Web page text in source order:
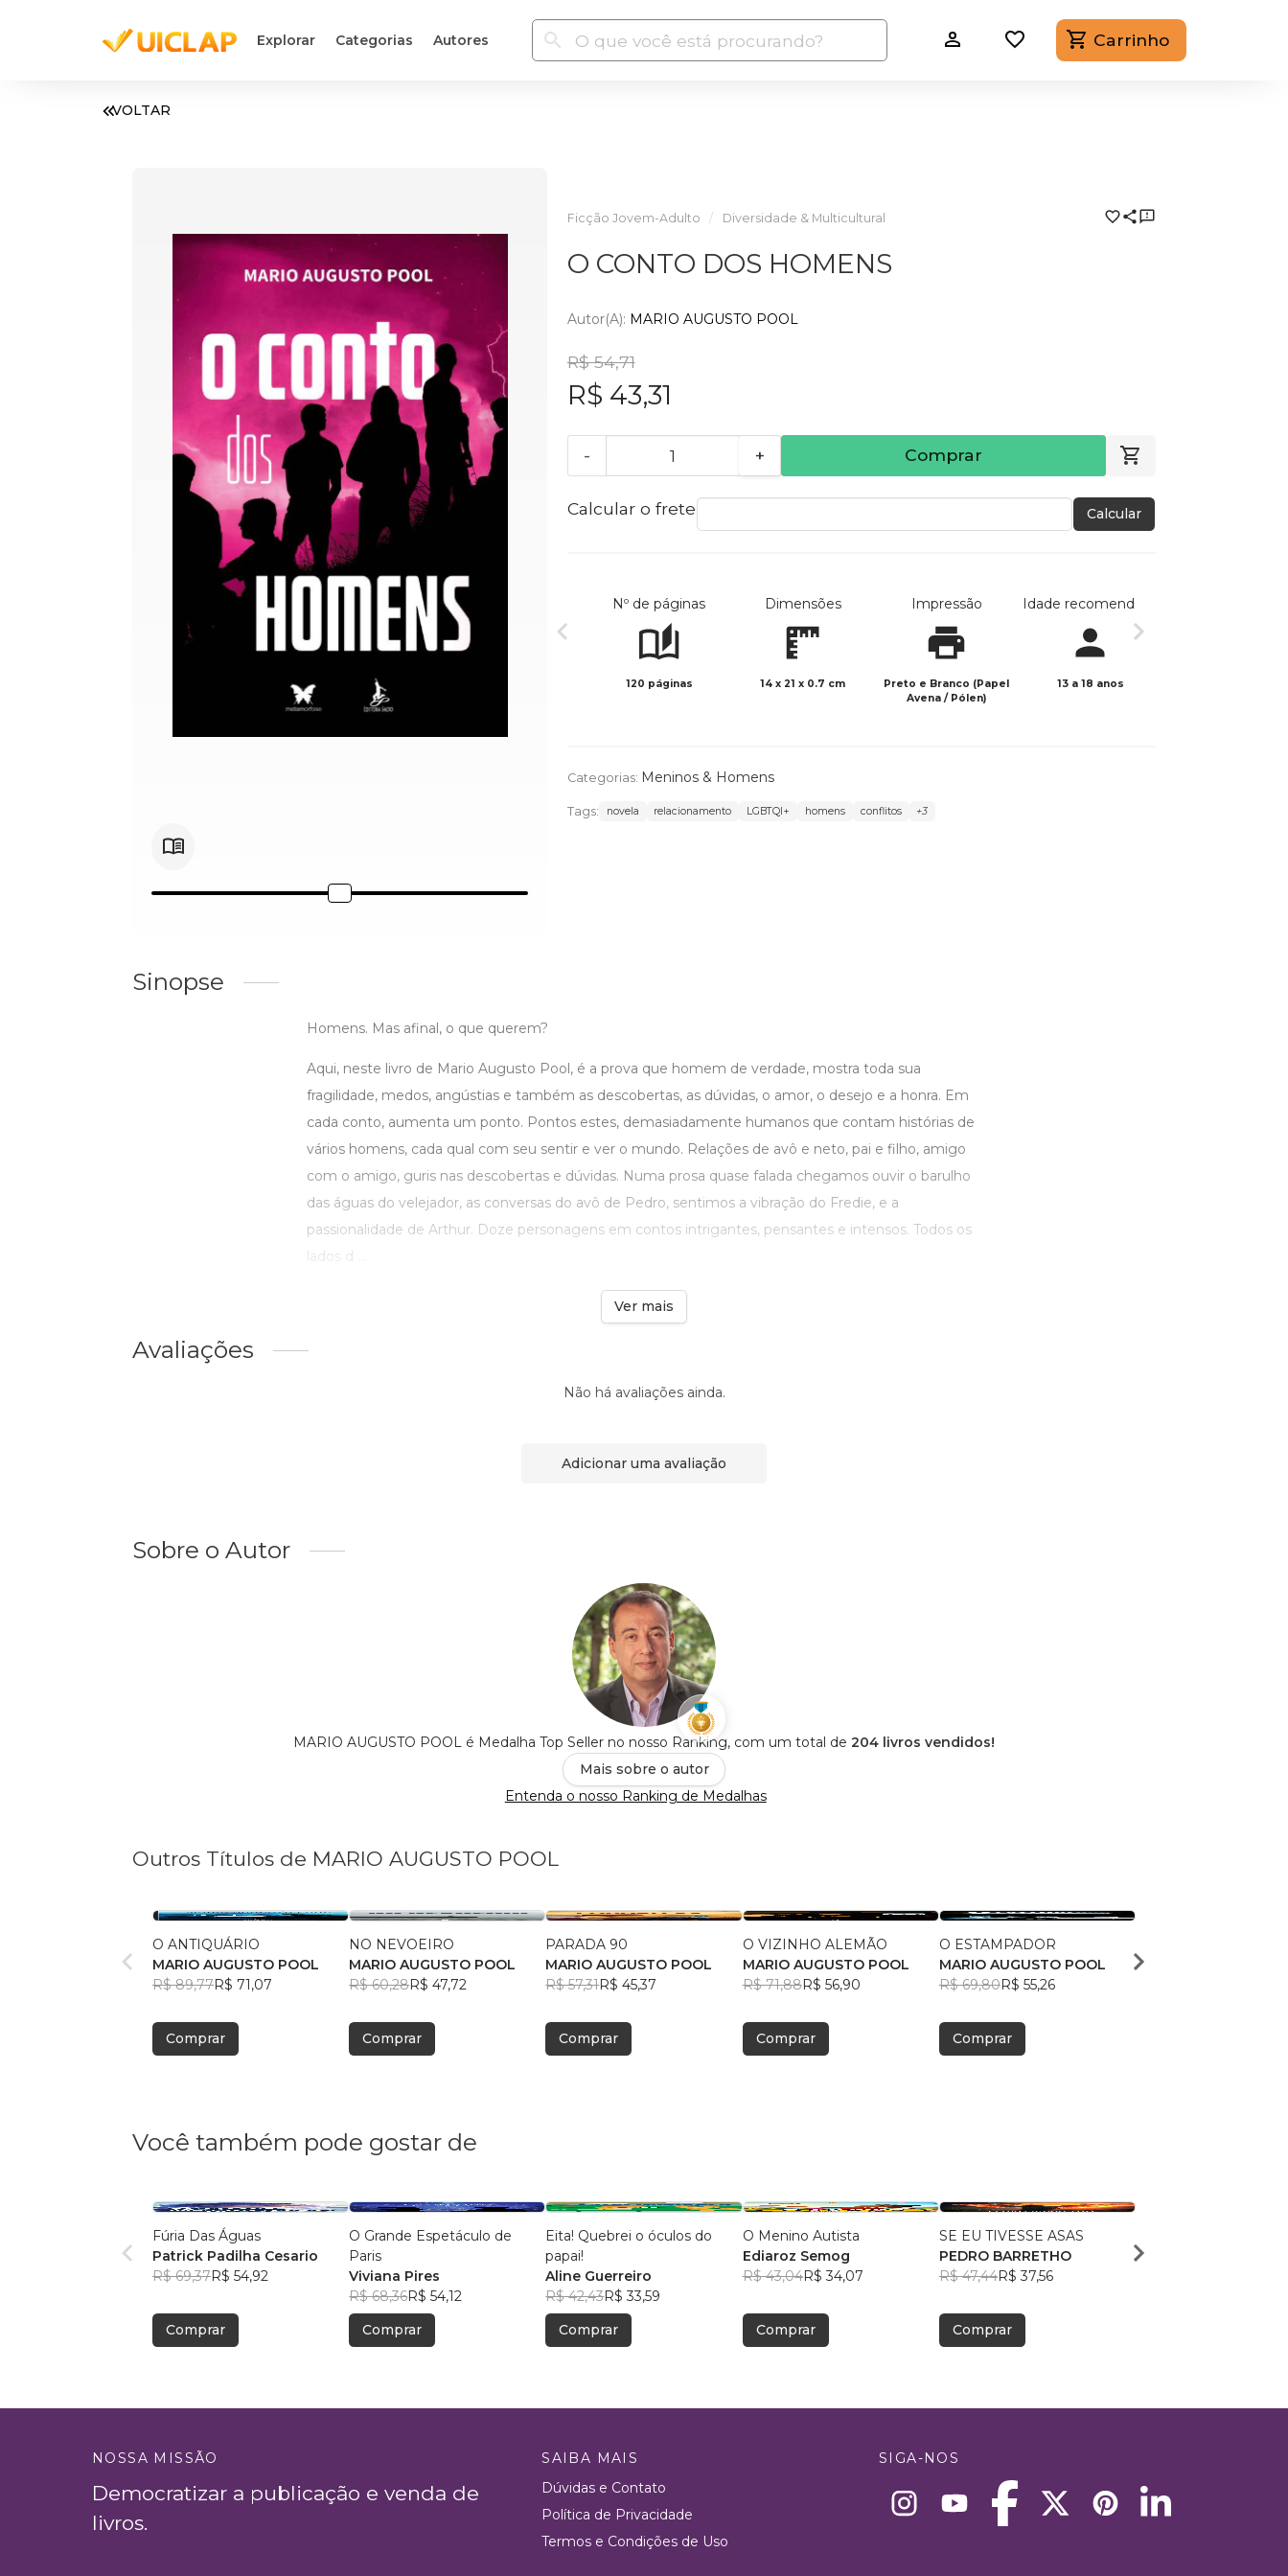
Explorar Categorias Autores Carrinho
VOLTAR
Ficção Jovem-Adulto Diversidade & Multicultural
O CONTO DOS HOMENS
Autor(a): MARIO AUGUSTO POOL
R$ 54,71
R$ 43,31
- + Comprar
Calcular o frete Calcular
Nº de páginas
120 páginas
Dimensões
14 x 21 x 0.7 cm
Impressão
Preto e Branco (Papel
Avena / Pólen)
Idade recomendada
13 a 18 anos
Categorias: Meninos & Homens
Tags: novela relacionamento LGBTQI+ homens conflitos +3
Sinopse
Homens. Mas afinal, o que querem?
Aqui, neste livro de Mario Augusto Pool, é a prova que homem de verdade, mostra toda sua
fragilidade, medos, angústias e também as descobertas, as dúvidas, o amor, o desejo e a honra. Em
cada conto, aumenta um ponto. Pontos estes, demasiadamente humanos que contam histórias de
vários homens, cada qual com seu sentir e ver o mundo. Relações de avô e neto, pai e filho, amigo
com o amigo, guris nas descobertas e dúvidas. Numa prosa quase falada chegamos ouvir o barulho
das águas do velejador, as conversas do avô de Pedro, sentimos a vibração do Fredie, e a
passionalidade de Arthur. Doze personagens em contos intrigantes, pensantes e intensos. Todos os
lados d ...
Ver mais
Avaliações
Não há avaliações ainda.
Adicionar uma avaliação
Sobre o Autor
MARIO AUGUSTO POOL é Medalha Top Seller no nosso Ranking, com um total de 204 livros vendidos!
Mais sobre o autor
Entenda o nosso Ranking de Medalhas
Outros Títulos de MARIO AUGUSTO POOL
O ANTIQUÁRIO
MARIO AUGUSTO POOL
R$ 89,77R$ 71,07
Comprar
NO NEVOEIRO
MARIO AUGUSTO POOL
R$ 60,28R$ 47,72
Comprar
PARADA 90
MARIO AUGUSTO POOL
R$ 57,31R$ 45,37
Comprar
O VIZINHO ALEMÃO
MARIO AUGUSTO POOL
R$ 71,88R$ 56,90
Comprar
O ESTAMPADOR
MARIO AUGUSTO POOL
R$ 69,80R$ 55,26
Comprar
MALDITAS
Você também pode gostar de
Fúria Das Águas
Patrick Padilha Cesario
R$ 69,37R$ 54,92
Comprar
O Grande Espetáculo de
Paris
Viviana Pires
R$ 68,36R$ 54,12
Comprar
Eita! Quebrei o óculos do
papai!
Aline Guerreiro
R$ 42,43R$ 33,59
Comprar
O Menino Autista
Ediaroz Semog
R$ 43,04R$ 34,07
Comprar
SE EU TIVESSE ASAS
PEDRO BARRETHO
R$ 47,44R$ 37,56
Comprar
Thiago Gaesler
NOSSA MISSÃO
Democratizar a publicação e venda de
livros.
SAIBA MAIS
Dúvidas e Contato
Política de Privacidade
Termos e Condições de Uso
SIGA-NOS